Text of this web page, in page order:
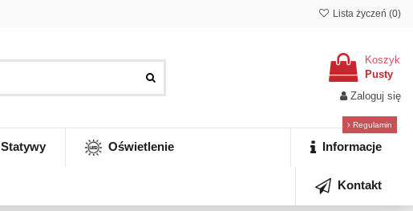
Lista życzeń (0)
Koszyk
Pusty
Zaloguj się
Statywy Oświetlenie Informacje
Regulamin
Kontakt